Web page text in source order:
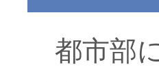
都市部